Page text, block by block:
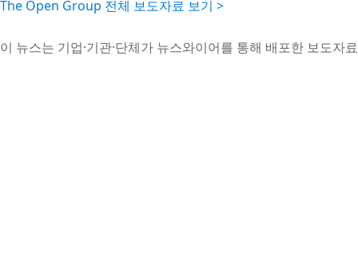
The Open Group 전체 보도자료 보기 >
이 뉴스는 기업·기관·단체가 뉴스와이어를 통해 배포한 보도자